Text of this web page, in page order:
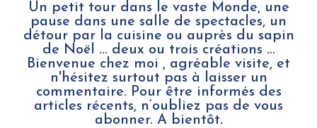
Un petit tour dans le vaste Monde, une
pause dans une salle de spectacles, un
détour par la cuisine ou auprès du sapin
de Noël ... deux ou trois créations …
Bienvenue chez moi , agréable visite, et
n'hésitez surtout pas à laisser un
commentaire. Pour être informés des
articles récents, n’oubliez pas de vous
abonner. A bientôt.